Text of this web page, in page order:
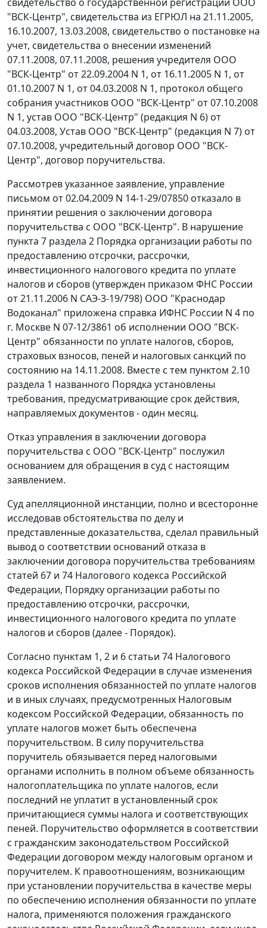
свидетельство о государственной регистрации ООО
"ВСК-Центр", свидетельства из ЕГРЮЛ на 21.11.2005,
16.10.2007, 13.03.2008, свидетельство о постановке на
учет, свидетельства о внесении изменений
07.11.2008, 07.11.2008, решения учредителя ООО
"ВСК-Центр" от 22.09.2004 N 1, от 16.11.2005 N 1, от
01.10.2007 N 1, от 04.03.2008 N 1, протокол общего
собрания участников ООО "ВСК-Центр" от 07.10.2008
N 1, устав ООО "ВСК-Центр" (редакция N 6) от
04.03.2008, Устав ООО "ВСК-Центр" (редакция N 7) от
07.10.2008, учредительный договор ООО "ВСК-
Центр", договор поручительства.
Рассмотрев указанное заявление, управление
письмом от 02.04.2009 N 14-1-29/07850 отказало в
принятии решения о заключении договора
поручительства с ООО "ВСК-Центр". В нарушение
пункта 7 раздела 2 Порядка организации работы по
предоставлению отсрочки, рассрочки,
инвестиционного налогового кредита по уплате
налогов и сборов (утвержден приказом ФНС России
от 21.11.2006 N САЭ-3-19/798) ООО "Краснодар
Водоканал" приложена справка ИФНС России N 4 по
г. Москве N 07-12/3861 об исполнении ООО "ВСК-
Центр" обязанности по уплате налогов, сборов,
страховых взносов, пеней и налоговых санкций по
состоянию на 14.11.2008. Вместе с тем пунктом 2.10
раздела 1 названного Порядка установлены
требования, предусматривающие срок действия,
направляемых документов - один месяц.
Отказ управления в заключении договора
поручительства с ООО "ВСК-Центр" послужил
основанием для обращения в суд с настоящим
заявлением.
Суд апелляционной инстанции, полно и всесторонне
исследовав обстоятельства по делу и
представленные доказательства, сделал правильный
вывод о соответствии оснований отказа в
заключении договора поручительства требованиям
статей 67 и 74 Налогового кодекса Российской
Федерации, Порядку организации работы по
предоставлению отсрочки, рассрочки,
инвестиционного налогового кредита по уплате
налогов и сборов (далее - Порядок).
Согласно пунктам 1, 2 и 6 статьи 74 Налогового
кодекса Российской Федерации в случае изменения
сроков исполнения обязанностей по уплате налогов
и в иных случаях, предусмотренных Налоговым
кодексом Российской Федерации, обязанность по
уплате налогов может быть обеспечена
поручительством. В силу поручительства
поручитель обязывается перед налоговыми
органами исполнить в полном объеме обязанность
налогоплательщика по уплате налогов, если
последний не уплатит в установленный срок
причитающиеся суммы налога и соответствующих
пеней. Поручительство оформляется в соответствии
с гражданским законодательством Российской
Федерации договором между налоговым органом и
поручителем. К правоотношениям, возникающим
при установлении поручительства в качестве меры
по обеспечению исполнения обязанности по уплате
налога, применяются положения гражданского